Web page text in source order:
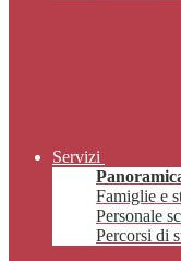
Servizi
Famiglie e
Personale
Percorsi di